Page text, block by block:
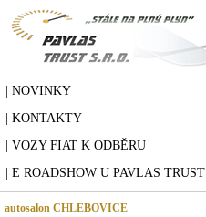
| NOVINKY
| KONTAKTY
| VOZY FIAT K ODBĚRU
| E ROADSHOW U PAVLAS TRUST
autosalon CHLEBOVICE